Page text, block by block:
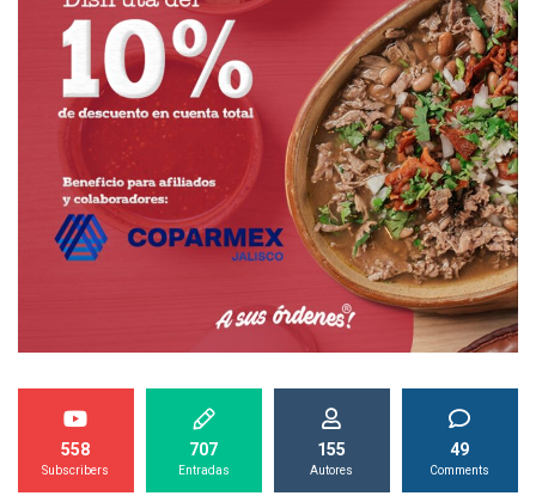
558
Subscribers
707
Entradas
155
Autores
49
Comments